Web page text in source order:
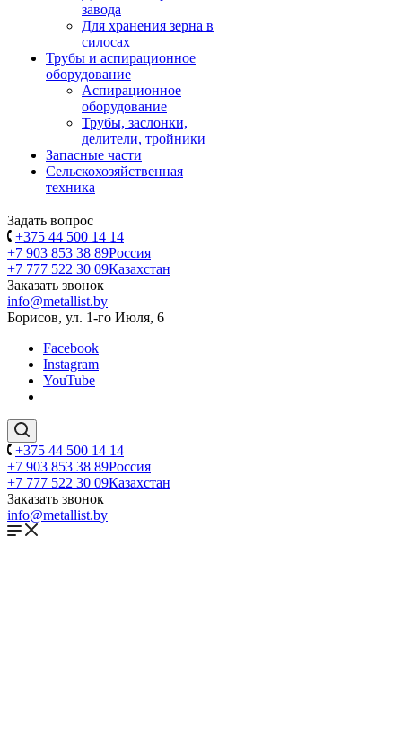
завода
Для хранения зерна в
силосах
Трубы и аспирационное
оборудование
Аспирационное
оборудование
Трубы, заслонки,
делители, тройники
Запасные части
Сельскохозяйственная
техника
Задать вопрос
+375 44 500 14 14
+7 903 853 38 89Россия
+7 777 522 30 09Казахстан
Заказать звонок
info@metallist.by
Борисов, ул. 1-го Июля, 6
Facebook
Instagram
YouTube
+375 44 500 14 14
+7 903 853 38 89Россия
+7 777 522 30 09Казахстан
Заказать звонок
info@metallist.by